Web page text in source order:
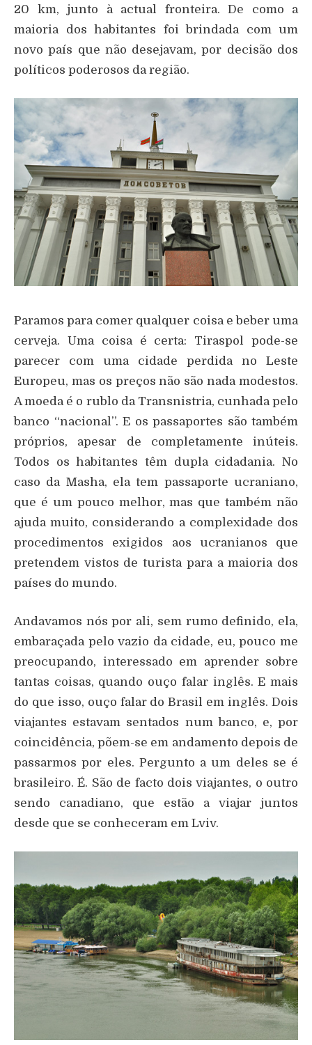
20 km, junto à actual fronteira. De como a
maioria dos habitantes foi brindada com um
novo país que não desejavam, por decisão dos
políticos poderosos da região.
Paramos para comer qualquer coisa e beber uma
cerveja. Uma coisa é certa: Tiraspol pode-se
parecer com uma cidade perdida no Leste
Europeu, mas os preços não são nada modestos.
A moeda é o rublo da Transnistria, cunhada pelo
banco “nacional”. E os passaportes são também
próprios, apesar de completamente inúteis.
Todos os habitantes têm dupla cidadania. No
caso da Masha, ela tem passaporte ucraniano,
que é um pouco melhor, mas que também não
ajuda muito, considerando a complexidade dos
procedimentos exigidos aos ucranianos que
pretendem vistos de turista para a maioria dos
países do mundo.
Andavamos nós por ali, sem rumo definido, ela,
embaraçada pelo vazio da cidade, eu, pouco me
preocupando, interessado em aprender sobre
tantas coisas, quando ouço falar inglês. E mais
do que isso, ouço falar do Brasil em inglês. Dois
viajantes estavam sentados num banco, e, por
coincidência, põem-se em andamento depois de
passarmos por eles. Pergunto a um deles se é
brasileiro. É. São de facto dois viajantes, o outro
sendo canadiano, que estão a viajar juntos
desde que se conheceram em Lviv.